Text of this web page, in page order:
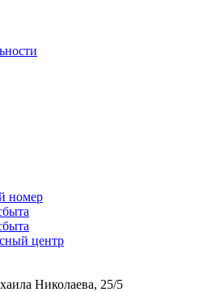
номер
центр
Николаева, 25/5